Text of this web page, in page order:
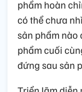
phẩm hoàn
có thể chưa
sản phẩm nào
phẩm cuối
đứng sau sản